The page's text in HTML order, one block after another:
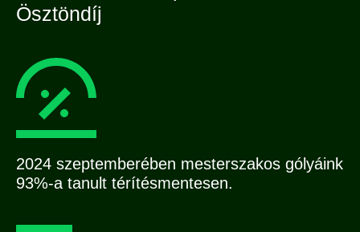
Ösztöndíj
2024 szeptemberében mesterszakos gólyáink
93%-a tanult térítésmentesen.